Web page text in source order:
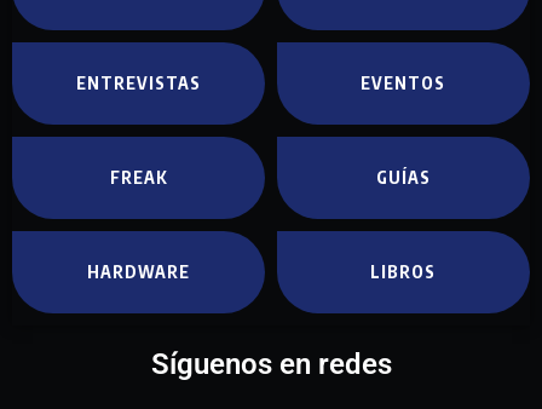
ENTREVISTAS EVENTOS
FREAK GUÍAS
HARDWARE LIBROS
Síguenos en redes